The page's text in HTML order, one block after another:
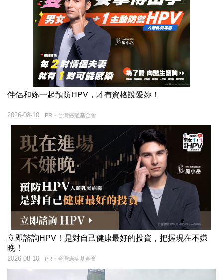
伴侶和妳一起預防HPV，才有資格說愛妳！
PR・台灣癌症基金會
2026-08-10
立即諮詢HPV！是對自己健康最好的投資，把握現在不嫌
晚！
PR・台灣癌症基金會
2026-08-10